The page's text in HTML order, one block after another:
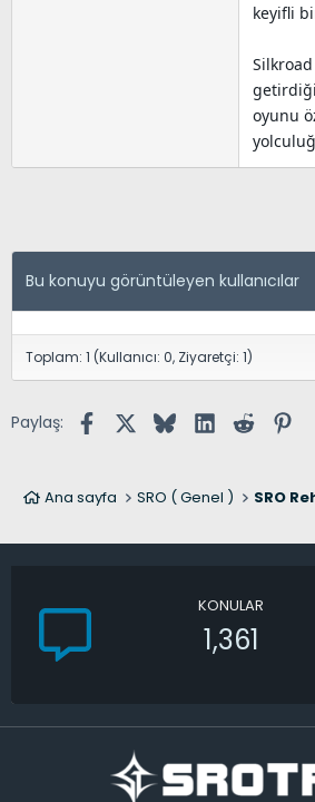
keyifli
oyunu
Bu konuyu görüntüleyen kullanıcılar
Toplam: 1 (Kullanıcı: 0, Ziyaretçi: 1)
Paylaş: FacebookX (Twitter)
BlueskyLinkedIn
Reddit
Ana sayfa SRO ( Genel ) SRO
KONULAR
1,361